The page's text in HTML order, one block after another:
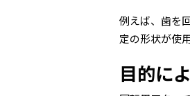
例えば、歯を
定の形状が使
目的に